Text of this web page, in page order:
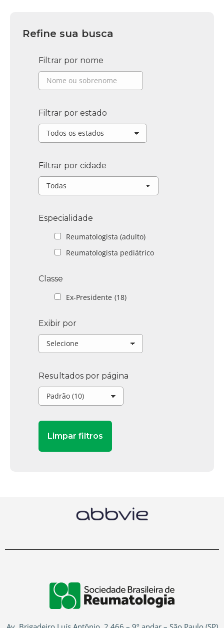
Refine sua busca
Filtrar por nome
Filtrar por estado
Filtrar por cidade
Especialidade
Reumatologista (adulto)
Reumatologista pediátrico
Classe
Ex-Presidente (18)
Exibir por
Resultados por página